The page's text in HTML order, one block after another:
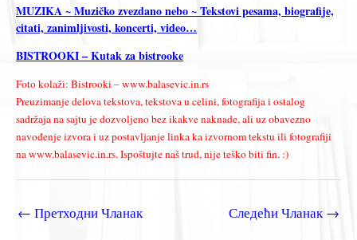
MUZIKA ~ Muzičko zvezdano nebo ~ Tekstovi pesama, biografije,
citati, zanimljivosti, koncerti, video…
BISTROOKI – Kutak za bistrooke
Foto kolaži: Bistrooki – www.balasevic.in.rs
Preuzimanje delova tekstova, tekstova u celini, fotografija i ostalog
sadržaja na sajtu je dozvoljeno bez ikakve naknade, ali uz obavezno
navođenje izvora i uz postavljanje linka ka izvornom tekstu ili fotografiji
na www.balasevic.in.rs. Ispoštujte naš trud, nije teško biti fin. :)
← Претходни Чланак Следећи Чланак→